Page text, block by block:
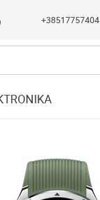
+38517757404